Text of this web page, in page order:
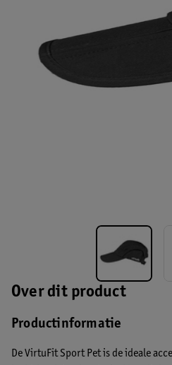
Over dit product
Productinformatie
De VirtuFit Sport Pet is de ideale